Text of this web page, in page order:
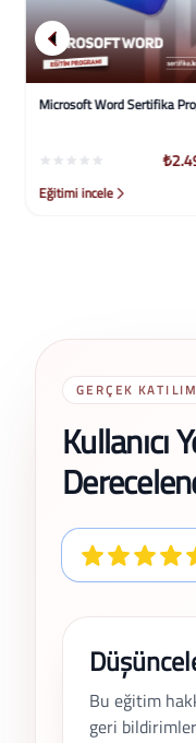
Microsoft Word Sertifika
Eğitimi incele
GERÇEK
Kullanıcı
Bu eğitim
geri